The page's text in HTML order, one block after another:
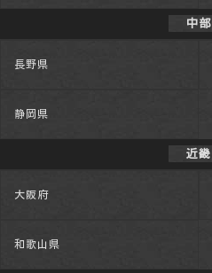
中部
長野県
静岡県
近畿
大阪府
和歌山県